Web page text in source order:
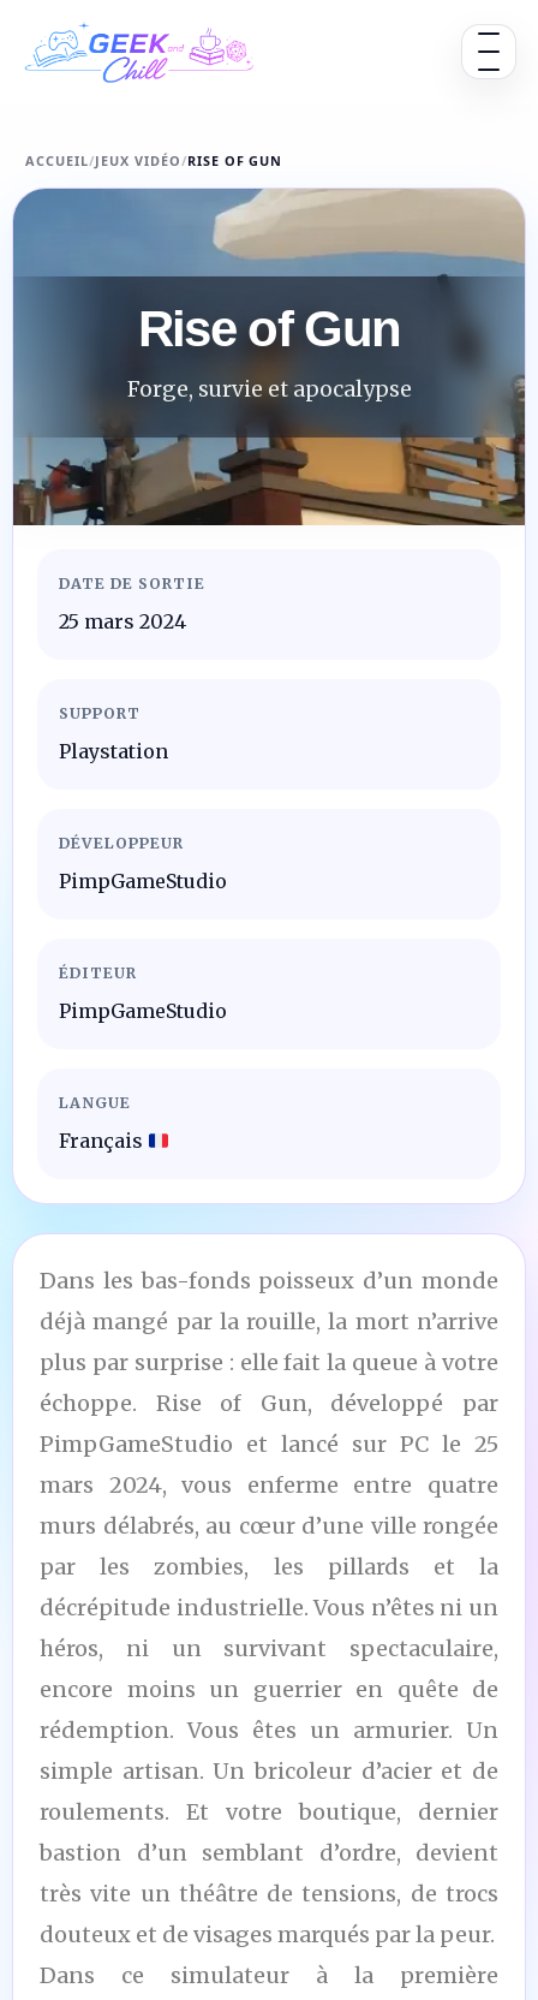
Ouvrir
ACCUEIL/JEUX VIDÉO/RISE OF GUN
Rise of Gun
Forge, survie et apocalypse
DATE DE SORTIE
25 mars 2024
SUPPORT
Playstation
DÉVELOPPEUR
PimpGameStudio
ÉDITEUR
PimpGameStudio
LANGUE
Français
Dans les bas-fonds poisseux d’un monde
déjà mangé par la rouille, la mort n’arrive
plus par surprise : elle fait la queue à votre
échoppe. Rise of Gun, développé par
PimpGameStudio et lancé sur PC le 25
mars 2024, vous enferme entre quatre
murs délabrés, au cœur d’une ville rongée
par les zombies, les pillards et la
décrépitude industrielle. Vous n’êtes ni un
héros, ni un survivant spectaculaire,
encore moins un guerrier en quête de
rédemption. Vous êtes un armurier. Un
simple artisan. Un bricoleur d’acier et de
roulements. Et votre boutique, dernier
bastion d’un semblant d’ordre, devient
très vite un théâtre de tensions, de trocs
douteux et de visages marqués par la peur.
Dans ce simulateur à la première